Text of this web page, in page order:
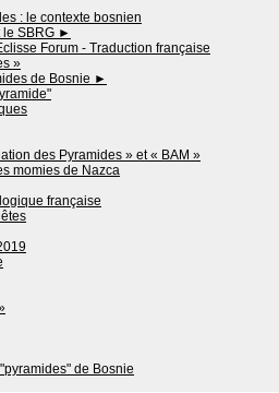
: le contexte bosnien
SBRG ►
Forum - Traduction française
»
de Bosnie ►
des Pyramides » et « BAM »
momies de Nazca
française
de Bosnie